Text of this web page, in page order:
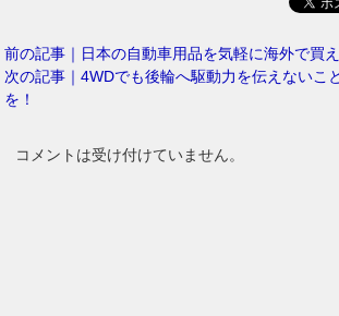
前の記事｜日本の自動車用品を気軽に海外で買
次の記事｜4WDでも後輪へ駆動力を伝えないこ
を！
コメントは受け付けていません。